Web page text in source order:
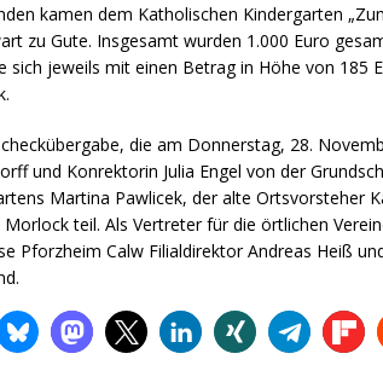
kamen dem Katholischen Kindergarten
zu Gute. Insgesamt wurden 1.000 Euro
sich jeweils mit einen Betrag in Höhe von 185
die am Donnerstag, 28.
und Konrektorin Julia Engel von der
Martina Pawlicek, der alte Ortsvorsteher
Morlock teil. Als Vertreter für die örtlichen
Pforzheim Calw Filialdirektor Andreas Heiß